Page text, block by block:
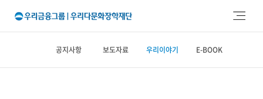
본문 바로가기
주메뉴 바로가기
공지사항 보도자료 우리이야기 E-BOOK